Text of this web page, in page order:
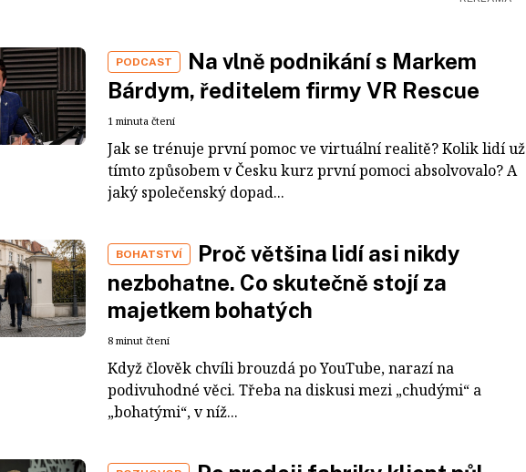
PODCAST
Na vlně podnikání s Markem
Bárdym, ředitelem firmy VR Rescue
1 minuta čtení
Jak se trénuje první pomoc ve virtuální realitě? Kolik lidí už
tímto způsobem v Česku kurz první pomoci absolvovalo? A
jaký společenský dopad...
BOHATSTVÍ
Proč většina lidí asi nikdy
nezbohatne. Co skutečně stojí za
majetkem bohatých
8 minut čtení
Když člověk chvíli brouzdá po YouTube, narazí na
podivuhodné věci. Třeba na diskusi mezi „chudými“ a
„bohatými“, v níž...